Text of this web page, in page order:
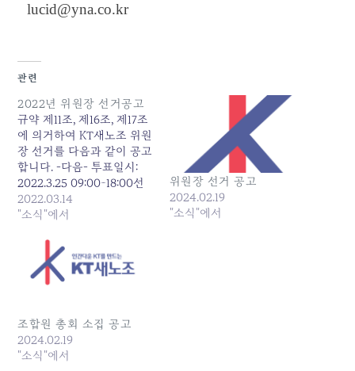
lucid@yna.co.kr
관련
2022년 위원장 선거공고
규약 제11조, 제16조, 제17조
에 의거하여 KT새노조 위원
장 선거를 다음과 같이 공고
합니다. -다음- 투표일시:
2022.3.25 09:00~18:00선
출임원: 위원장 1인후보자등
록기간: 2022.3.16~17투표방
(kevoting)선거주요일정선
거인명부 작성 및 열람:
3.16~17선거운동기간:
3.25. 끝.
2022.03.14
"소식"에서
위원장 선거 공고
2024.02.19
"소식"에서
조합원 총회 소집 공고
2024.02.19
"소식"에서